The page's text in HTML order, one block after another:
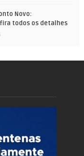
Novo:
todos os detalhes